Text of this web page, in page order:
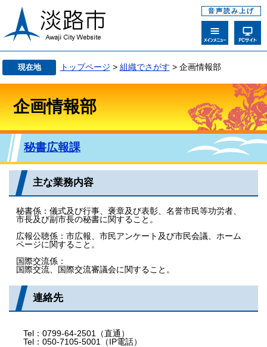
音声読み上げ
現在地 トップページ > 組織でさがす > 企画情報部
企画情報部
秘書広報課
主な業務内容
秘書係：儀式及び行事、褒章及び表彰、名誉市民等功労者、
市長及び副市長の秘書に関すること。
広報公聴係：市広報、市民アンケート及び市民会議、ホーム
ページに関すること。
国際交流係：
国際交流、国際交流審議会に関すること。
連絡先
Tel：0799-64-2501（直通）
Tel：050-7105-5001（IP電話）